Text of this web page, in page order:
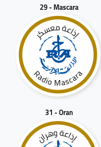
29 - Mascara
31 - Oran